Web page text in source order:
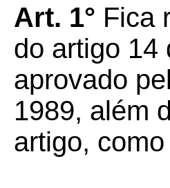
Art. 1° Fica
do artigo 14
aprovado
1989, além
artigo,